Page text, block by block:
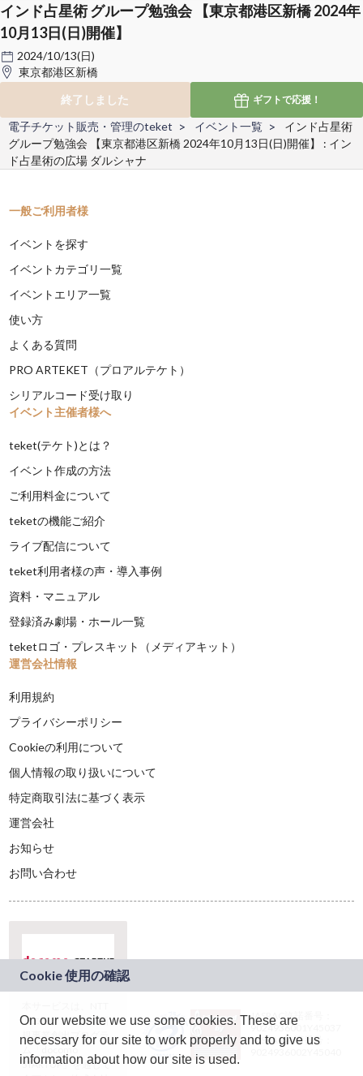
インド占星術 グループ勉強会 【東京都港区新橋 2024年
10月13日(日)開催】
2024/10/13(日)
東京都港区新橋
終了しました
ギフトで応援！
電子チケット販売・管理のteket イベント一覧
インド占星術
グループ勉強会 【東京都港区新橋 2024年10月13日(日)開催】 : イン
ド占星術の広場 ダルシャナ
一般ご利用者様
イベントを探す
イベントカテゴリ一覧
イベントエリア一覧
使い方
よくある質問
PRO ARTEKET（プロアルテケト）
シリアルコード受け取り
イベント主催者様へ
teket(テケト)とは？
イベント作成の方法
ご利用料金について
teketの機能ご紹介
ライブ配信について
teket利用者様の声・導入事例
資料・マニュアル
登録済み劇場・ホール一覧
teketロゴ・プレスキット（メディアキット）
運営会社情報
利用規約
プライバシーポリシー
Cookieの利用について
個人情報の取り扱いについて
特定商取引法に基づく表示
運営会社
お知らせ
お問い合わせ
ドコモグループの新
規事業創出プログラ
ム「docomo
STARTUP」を通じて
JASRAC許諾番号：
9024936001Y45037
JASRAC許諾番号：
On our website we use some cookies. These are
necessary for our site to work properly and to give us
information about how our site is used.